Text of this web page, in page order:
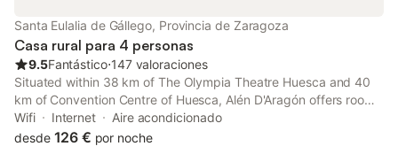
Santa Eulalia de Gállego, Provincia de Zaragoza
Casa rural para 4 personas
9.5Fantástico⋅147 valoraciones
Situated within 38 km of The Olympia Theatre Huesca and 40
km of Convention Centre of Huesca, Alén D'Aragón offers rooms
with air conditioning and a private bathroom in Santa Eulalia de
Gállego.
Wifi Internet
Aire acondicionado
desde 126 € por noche